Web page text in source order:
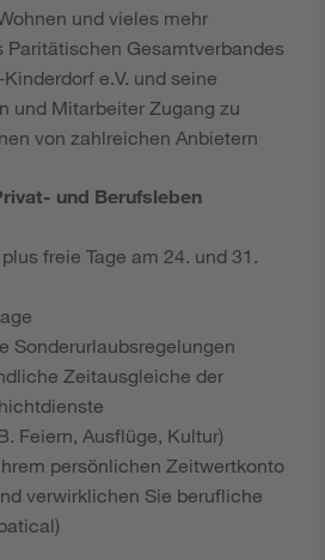
und vieles mehr
Paritätischen Gesamtverbandes
e.V. und seine
und Mitarbeiter Zugang zu
von zahlreichen Anbietern
und Berufsleben
freie Tage am 24. und 31.
Sonderurlaubsregelungen
Zeitausgleiche der
Feiern, Ausflüge, Kultur)
persönlichen Zeitwertkonto
verwirklichen Sie berufliche